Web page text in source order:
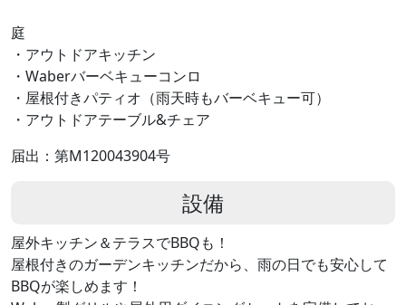
庭
・アウトドアキッチン
・Waberバーベキューコンロ
・屋根付きパティオ（雨天時もバーベキュー可）
・アウトドアテーブル&チェア
届出：第M120043904号
設備
屋外キッチン＆テラスでBBQも！
屋根付きのガーデンキッチンだから、雨の日でも安心して
BBQが楽しめます！